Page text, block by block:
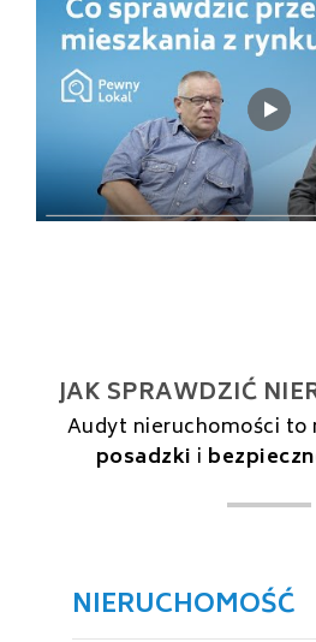
JAK SPRAWDZIĆ
Audyt nieruchomości to
posadzki i
NIERUCHOMOŚĆ